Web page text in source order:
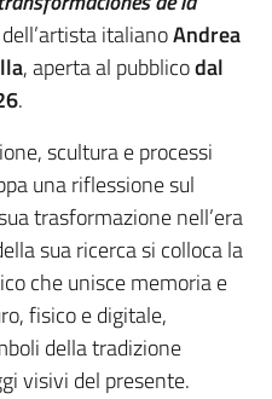
italianoAndrea
, aperta al pubblicodal
.
scultura e processi
una riflessione sul
trasformazione nell’era
sua ricerca si colloca la
che unisce memoria e
fisico e digitale,
della tradizione
visivi del presente.